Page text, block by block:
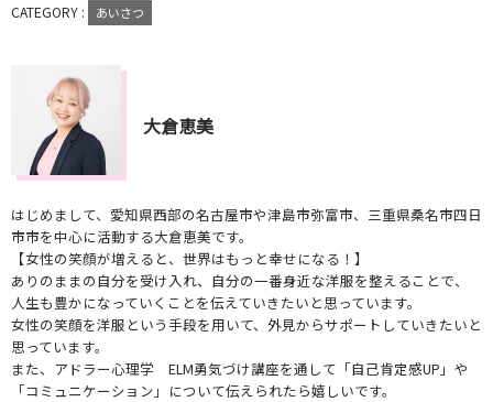
CATEGORY : あいさつ
大倉恵美
はじめまして、愛知県西部の名古屋市や津島市弥富市、三重県桑名市四日
市市を中心に活動する大倉恵美です。
【女性の笑顔が増えると、世界はもっと幸せになる！】
ありのままの自分を受け入れ、自分の一番身近な洋服を整えることで、
人生も豊かになっていくことを伝えていきたいと思っています。
女性の笑顔を洋服という手段を用いて、外見からサポートしていきたいと
思っています。
また、アドラー心理学 ELM勇気づけ講座を通して「自己肯定感UP」や
「コミュニケーション」について伝えられたら嬉しいです。